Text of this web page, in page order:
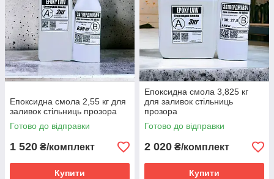
Епоксидна смола 2,55 кг для
заливок стільниць прозора
Готово до відправки
1 520 ₴/комплект
Купити
Епоксидна смола 3,825 кг
для заливок стільниць
прозора
Готово до відправки
2 020 ₴/комплект
Купити